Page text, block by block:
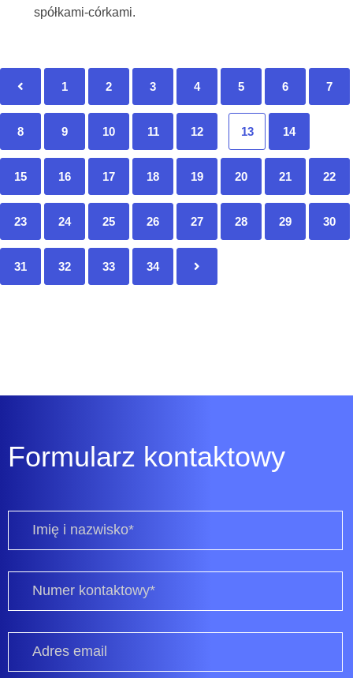
spółkami-córkami.
1 2 3 4 5 6 7
8 9 10 11 12 13 14
15 16 17 18 19 20 21 22
23 24 25 26 27 28 29 30
31 32 33 34
Formularz kontaktowy